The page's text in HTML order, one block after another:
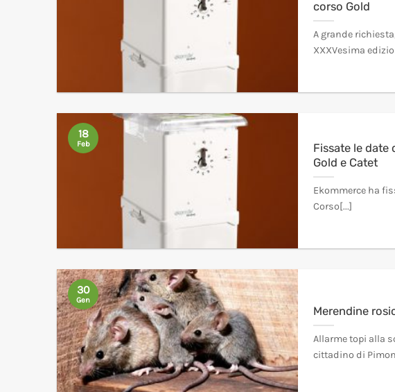
corso Gold
A grande
XXXVesima
Fissate le date
Gold e Catet
Ekommerce ha
Corso[...]
18
Feb
Merendine
Allarme topi alla
cittadino di
30
Gen